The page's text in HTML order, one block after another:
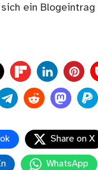
sich ein
0
Share on X
WhatsApp